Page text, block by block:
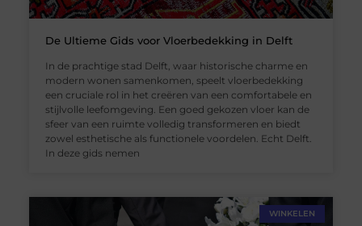
De Ultieme Gids voor Vloerbedekking in Delft
In de prachtige stad Delft, waar historische charme en
modern wonen samenkomen, speelt vloerbedekking
een cruciale rol in het creëren van een comfortabele en
stijlvolle leefomgeving. Een goed gekozen vloer kan de
sfeer van een ruimte volledig transformeren en biedt
zowel esthetische als functionele voordelen. Echt Delft.
In deze gids nemen
WINKELEN